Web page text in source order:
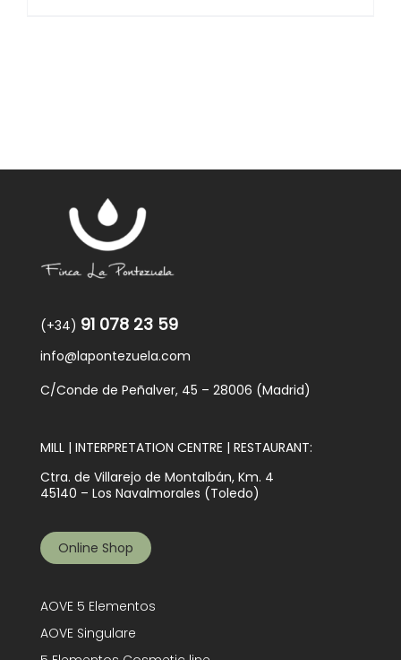
(+34) 91 078 23 59
info@lapontezuela.com
C/Conde de Peñalver, 45 – 28006 (Madrid)
MILL | INTERPRETATION CENTRE | RESTAURANT:
Ctra. de Villarejo de Montalbán, Km. 4
45140 – Los Navalmorales (Toledo)
Online Shop
AOVE 5 Elementos
AOVE Singulare